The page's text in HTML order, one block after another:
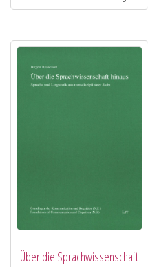
Über die Sprachwissenschaft